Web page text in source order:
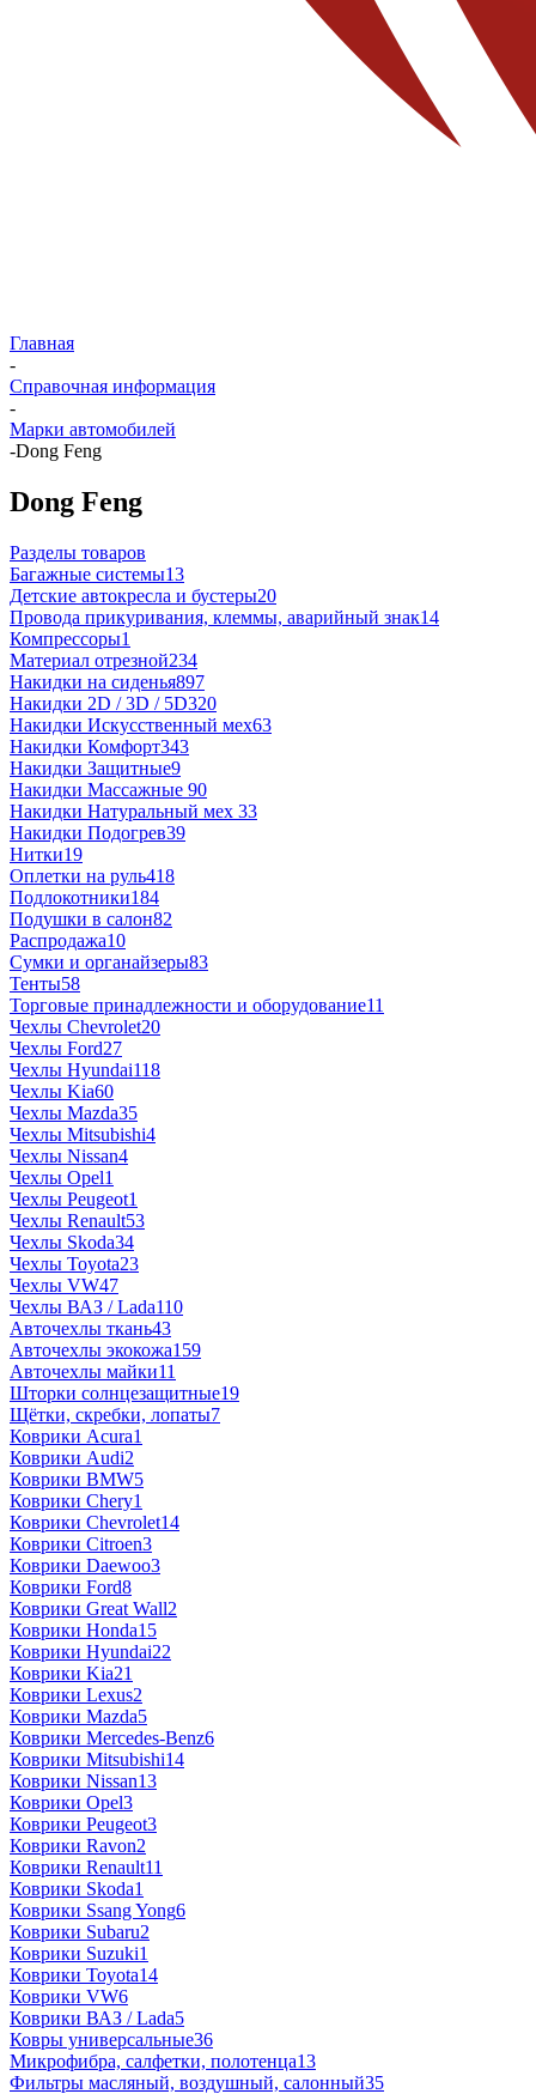
Главная
-
Справочная информация
-
Марки автомобилей
-Dong Feng
Dong Feng
Разделы товаров
Багажные системы13
Детские автокресла и бустеры20
Провода прикуривания, клеммы, аварийный знак14
Компрессоры1
Материал отрезной234
Накидки на сиденья897
Накидки 2D / 3D / 5D320
Накидки Искусственный мех63
Накидки Комфорт343
Накидки Защитные9
Накидки Массажные 90
Накидки Натуральный мех 33
Накидки Подогрев39
Нитки19
Оплетки на руль418
Подлокотники184
Подушки в салон82
Распродажа10
Сумки и органайзеры83
Тенты58
Торговые принадлежности и оборудование11
Чехлы Chevrolet20
Чехлы Ford27
Чехлы Hyundai118
Чехлы Kia60
Чехлы Mazda35
Чехлы Mitsubishi4
Чехлы Nissan4
Чехлы Opel1
Чехлы Peugeot1
Чехлы Renault53
Чехлы Skoda34
Чехлы Toyota23
Чехлы VW47
Чехлы ВАЗ / Lada110
Авточехлы ткань43
Авточехлы экокожа159
Авточехлы майки11
Шторки солнцезащитные19
Щётки, скребки, лопаты7
Коврики Acura1
Коврики Audi2
Коврики BMW5
Коврики Chery1
Коврики Chevrolet14
Коврики Citroen3
Коврики Daewoo3
Коврики Ford8
Коврики Great Wall2
Коврики Honda15
Коврики Hyundai22
Коврики Kia21
Коврики Lexus2
Коврики Mazda5
Коврики Mercedes-Benz6
Коврики Mitsubishi14
Коврики Nissan13
Коврики Opel3
Коврики Peugeot3
Коврики Ravon2
Коврики Renault11
Коврики Skoda1
Коврики Ssang Yong6
Коврики Subaru2
Коврики Suzuki1
Коврики Toyota14
Коврики VW6
Коврики ВАЗ / Lada5
Ковры универсальные36
Микрофибра, салфетки, полотенца13
Фильтры масляный, воздушный, салонный35